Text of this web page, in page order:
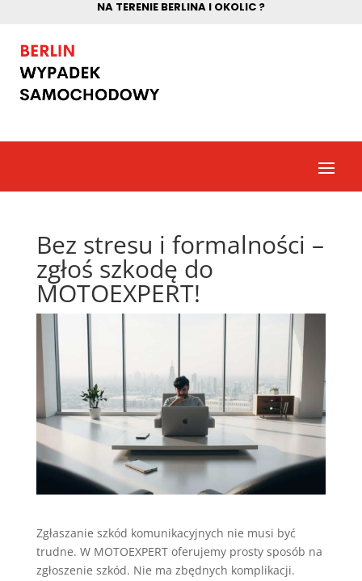
NA TERENIE BERLINA I OKOLIC ?
Bez stresu i formalności –
zgłoś szkodę do
MOTOEXPERT!
Zgłaszanie szkód komunikacyjnych nie musi być
trudne. W MOTOEXPERT oferujemy prosty sposób na
zgłoszenie szkód. Nie ma zbędnych komplikacji.